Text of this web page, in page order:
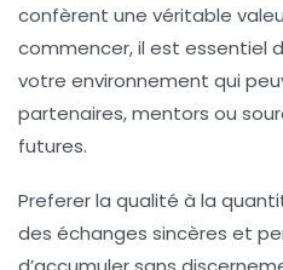
confèrent une véritable
commencer, il est essentiel
votre environnement qui
partenaires, mentors ou
futures.
Preferer la qualité à la
des échanges sincères et